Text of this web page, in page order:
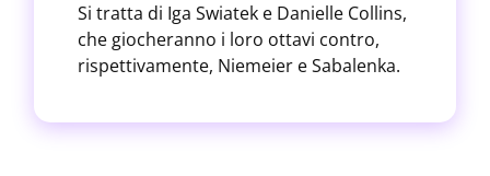
Si tratta di Iga Swiatek e Danielle Collins,
che giocheranno i loro ottavi contro,
rispettivamente, Niemeier e Sabalenka.